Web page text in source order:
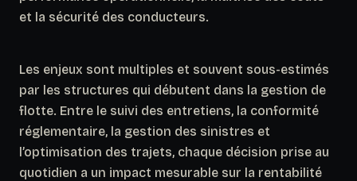
et la sécurité des conducteurs.
Les enjeux sont multiples et souvent sous-estimés
par les structures qui débutent dans la gestion de
flotte. Entre le suivi des entretiens, la conformité
réglementaire, la gestion des sinistres et
l’optimisation des trajets, chaque décision prise au
quotidien a un impact mesurable sur la rentabilité